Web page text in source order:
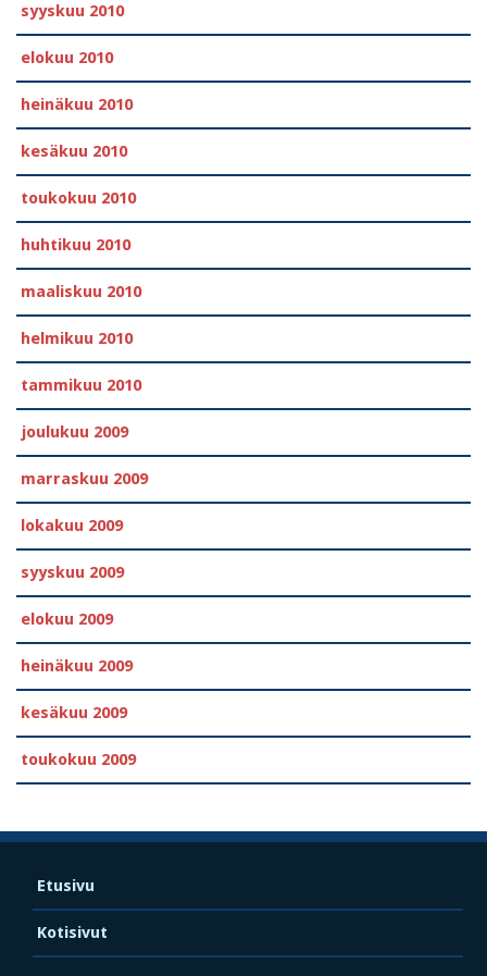
syyskuu 2010
elokuu 2010
heinäkuu 2010
kesäkuu 2010
toukokuu 2010
huhtikuu 2010
maaliskuu 2010
helmikuu 2010
tammikuu 2010
joulukuu 2009
marraskuu 2009
lokakuu 2009
syyskuu 2009
elokuu 2009
heinäkuu 2009
kesäkuu 2009
toukokuu 2009
Etusivu
Kotisivut